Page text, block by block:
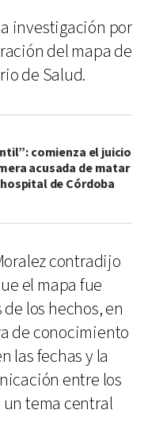
investigación por
del mapa de
de Salud.
comienza el juicio
acusada de matar
de Córdoba
contradijo
el mapa fue
los hechos, en
de conocimiento
las fechas y la
entre los
tema central